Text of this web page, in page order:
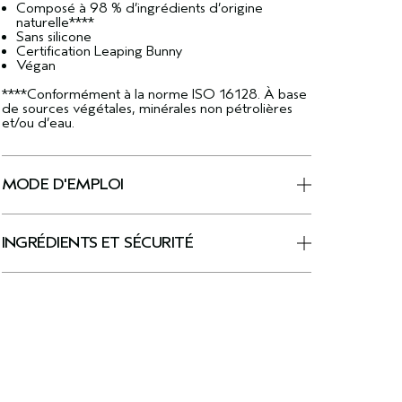
Composé à 98 % d’ingrédients d’origine
naturelle****
Sans silicone
Certification Leaping Bunny
Végan
****Conformément à la norme ISO 16128. À base
de sources végétales, minérales non pétrolières
et/ou d’eau.
MODE D'EMPLOI
INGRÉDIENTS ET SÉCURITÉ